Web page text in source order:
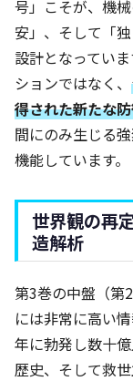
号」こそが、機
安」、そして「
設計となってい
ションではなく、
得された新たな
間にのみ生じる
機能しています。
世界観の再
造解析
第3巻の中盤（第
には非常に高い
年に勃発し数十
歴史、そして救